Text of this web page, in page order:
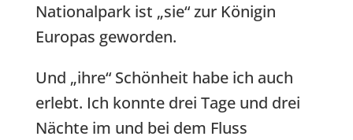
Nationalpark ist „sie“ zur Königin
Europas geworden.
Und „ihre“ Schönheit habe ich auch
erlebt. Ich konnte drei Tage und drei
Nächte im und bei dem Fluss